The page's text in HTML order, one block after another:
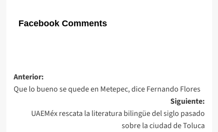
Facebook Comments
Navegación
de
entradas
Anterior:
Que lo bueno se quede en Metepec, dice Fernando Flores
Siguiente:
UAEMéx rescata la literatura bilingüe del siglo pasado
sobre la ciudad de Toluca